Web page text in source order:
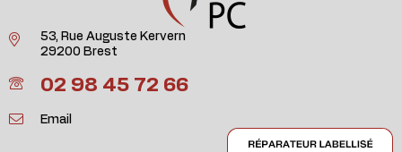
53, Rue Auguste Kervern
29200 Brest
02 98 45 72 66
Email